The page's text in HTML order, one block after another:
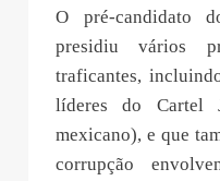
O pré-candidato
presidiu vários
traficantes,
líderes do Cartel
mexicano), e que
corrupção